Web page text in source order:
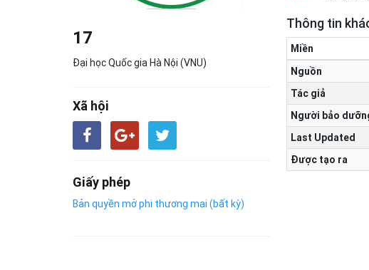
17
Đại học Quốc gia Hà Nội (VNU)
Xã hội
Giấy phép
Bản quyền mở phi thương mại (bất kỳ)
Thông tin
Miền
Nguồn
Tác giả
Người bảo
Last Updated
Được tạo ra